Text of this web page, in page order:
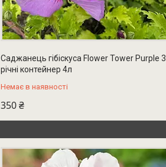
Саджанець гібіскуса Flower Tower Purple 3
річні контейнер 4л
Немає в наявності
350 ₴